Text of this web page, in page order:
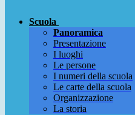
Scuola
Panoramica
Presentazione
I luoghi
Le persone
I numeri della scuola
Le carte della scuola
Organizzazione
La storia